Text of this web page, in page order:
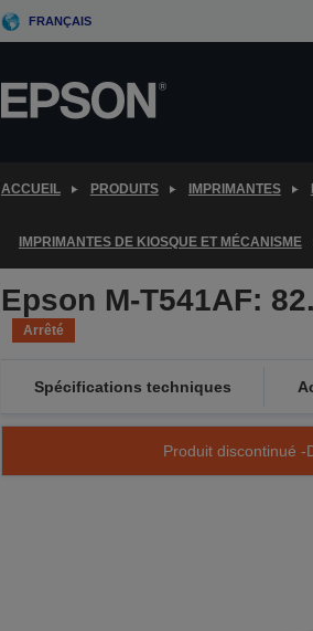
FRANÇAIS
ACCUEIL PRODUITS IMPRIMANTES
IMPRIMANTES DE KIOSQUE ET MÉCANISME
Epson M-T541AF:
Arrêté
Spécifications techniques
Produit discontinué -